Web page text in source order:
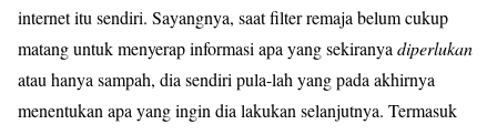
internet itu sendiri. Sayangnya, saat filter remaja belum cukup
matang untuk menyerap informasi apa yang sekiranya diperlukan
atau hanya sampah, dia sendiri pula-lah yang pada akhirnya
menentukan apa yang ingin dia lakukan selanjutnya. Termasuk